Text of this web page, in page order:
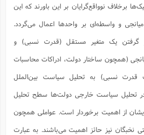
برخلاف نوواقع‌گرایان بر این باورند که این
و واسطه‌ای بر واحدها اعمال می‌گردد.
گرفتن یک متغیر مستقل (قدرت نسبی) و
(همچون ساختار دولت، ادراکات محاسبات
قدرت نسبی) به تحلیل سیاست بین‌الملل
تحلیل سیاست خارجی دولت‌ها سطح تحلیل
از اهمیت برخوردار است. عواملی همچون
نخبگان نیز حائز اهمیت می‌باشند. به عبارت